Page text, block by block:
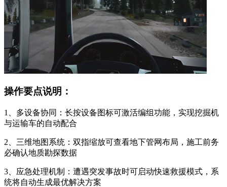
操作要点说明：
1、多设备协同：长按设备图标可激活编组功能，实现挖掘机
与运输车的自动配合
2、三维地图系统：双指缩放可查看地下管网布局，施工前务
必确认地质勘探数据
3、应急处理机制：遭遇突发事故时可启动快速救援模式，系
统将自动生成最优解决方案